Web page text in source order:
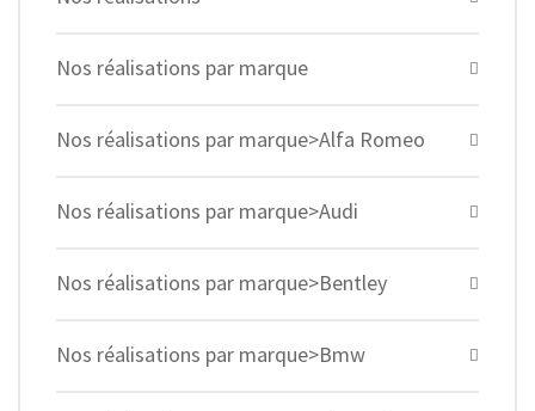
Nos réalisations par marque
Nos réalisations par marque>Alfa Romeo
Nos réalisations par marque>Audi
Nos réalisations par marque>Bentley
Nos réalisations par marque>Bmw